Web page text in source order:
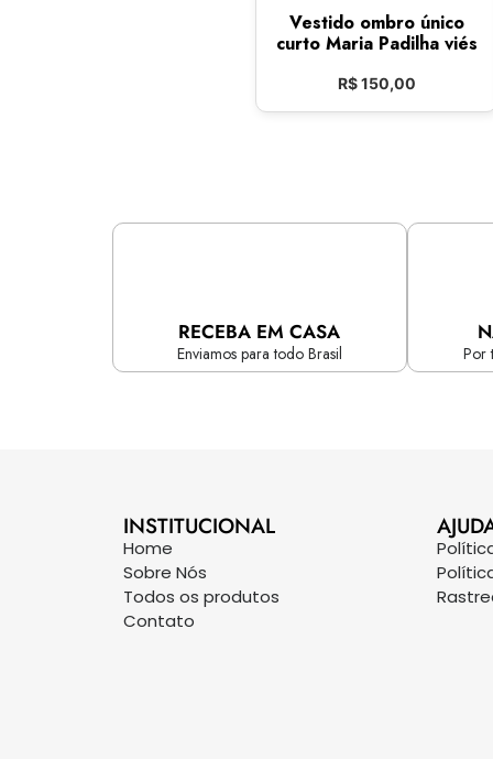
Vestido ombro único
curto Maria Padilha viés
R$150,00
RECEBA EM CASA
Enviamos para todo Brasil Por
INSTITUCIONAL
Home
Sobre Nós
Todos os produtos
Contato